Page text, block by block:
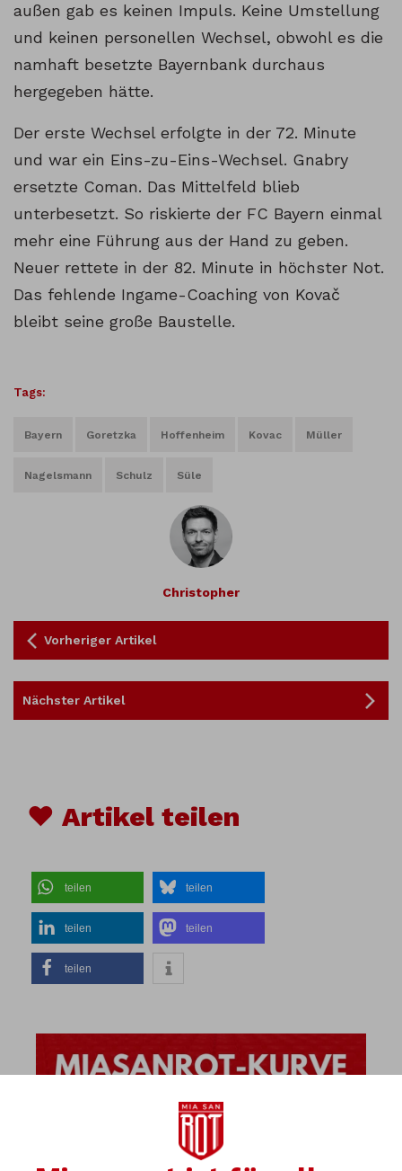
außen gab es keinen Impuls. Keine Umstellung
und keinen personellen Wechsel, obwohl es die
namhaft besetzte Bayernbank durchaus
hergegeben hätte.
Der erste Wechsel erfolgte in der 72. Minute
und war ein Eins-zu-Eins-Wechsel. Gnabry
ersetzte Coman. Das Mittelfeld blieb
unterbesetzt. So riskierte der FC Bayern einmal
mehr eine Führung aus der Hand zu geben.
Neuer rettete in der 82. Minute in höchster Not.
Das fehlende Ingame-Coaching von Kovač
bleibt seine große Baustelle.
Tags:
Bayern Goretzka Hoffenheim Kovac Müller
Nagelsmann Schulz Süle
Christopher
Vorheriger Artikel
Nächster Artikel
♥ Artikel teilen
teilen teilen
teilen teilen
teilen